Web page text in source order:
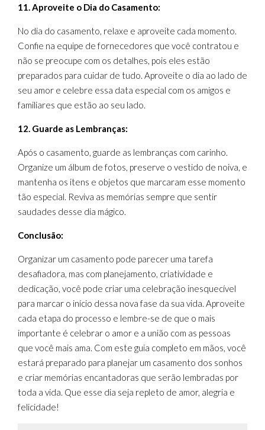
11. Aproveite o Dia do Casamento:
No dia do casamento, relaxe e aproveite cada momento.
Confie na equipe de fornecedores que você contratou e
não se preocupe com os detalhes, pois eles estão
preparados para cuidar de tudo. Aproveite o dia ao lado de
seu amor e celebre essa data especial com os amigos e
familiares que estão ao seu lado.
12. Guarde as Lembranças:
Após o casamento, guarde as lembranças com carinho.
Organize um álbum de fotos, preserve o vestido de noiva, e
mantenha os itens e objetos que marcaram esse momento
tão especial. Reviva as memórias sempre que sentir
saudades desse dia mágico.
Conclusão:
Organizar um casamento pode parecer uma tarefa
desafiadora, mas com planejamento, criatividade e
dedicação, você pode criar uma celebração inesquecível
para marcar o início dessa nova fase da sua vida. Aproveite
cada etapa do processo e lembre-se de que o mais
importante é celebrar o amor e a união com as pessoas
que você mais ama. Com este guia completo em mãos, você
estará preparado para planejar um casamento dos sonhos
e criar memórias encantadoras que serão lembradas por
toda a vida. Que esse dia seja repleto de amor, alegria e
felicidade!